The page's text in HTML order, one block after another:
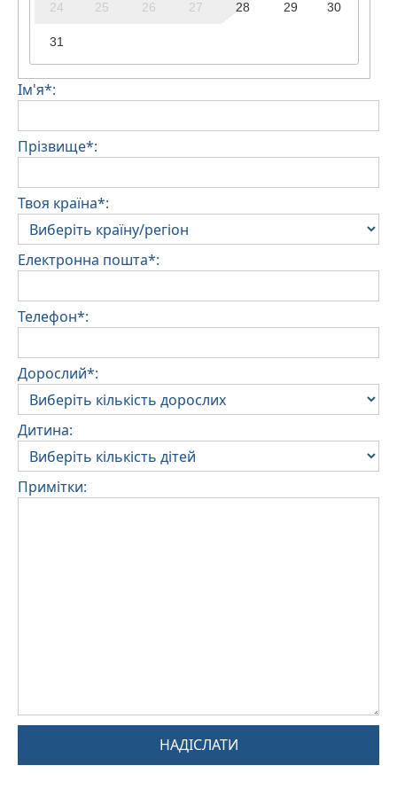
24 25 26 27 28 29 30
31
Ім'я*:
Прізвище*:
Твоя країна*:
Електронна пошта*:
Телефон*:
Дорослий*:
Дитина:
Примітки:
НАДІСЛАТИ